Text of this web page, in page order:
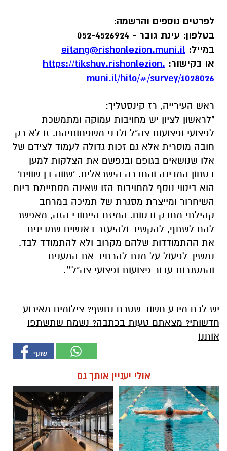
לפרטים נוספים והרשמה:
בטלפון: עינת גובר - 052-4526924
במייל: eitang@rishonlezion.muni.il
או בקישור: https://tikshuv.rishonlezion.
muni.il/hito/#/survey/1028026
ראש העירייה, רז קינסטליך:
"לראשון לציון יש מחויבות עמוקה ומתמשכת
לפצועי ופצועות צה"ל ולבני משפחותיהם. זו לא רק
חובה מוסרית אלא גם זכות גדולה לעמוד לצידם של
אלו שנושאים בגופם ובנפשם את הצלקות למען
בטחון המדינה והחברה הישראלית. 'שווה בן שווים'
הוא ביטוי נוסף למחויבות הזו שאינה מסתיימת ביום
השיחרור ומייצרת מסגרת של תמיכה במרחב
קהילתי מחבק ובטוח. המיזם הייחודי הזה, מאפשר
להם לשתף, להקשיב ולהיעזר באנשים שמבינים
את ההתמודדות שלהם מקרוב ולא להתמודד לבד.
נמשיך לפעול על מנת להרחיב את המענים
והמסגרות עבור פצועות ופצועי צה"ל״.
יש לכם מידע חשוב שטרם נחשף? צילומים מאירוע
חדשותי? מצאתם טעות בכתבה? נשמח שתשתפו
אותנו
אולי יעניין אותך גם